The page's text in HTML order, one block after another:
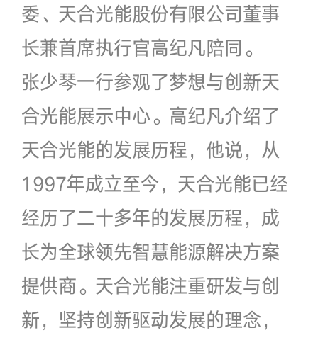
委、天合光能股份有限公司董事
长兼首席执行官高纪凡陪同。
张少琴一行参观了梦想与创新天
合光能展示中心。高纪凡介绍了
天合光能的发展历程，他说，从
1997年成立至今，天合光能已经
经历了二十多年的发展历程，成
长为全球领先智慧能源解决方案
提供商。天合光能注重研发与创
新，坚持创新驱动发展的理念，